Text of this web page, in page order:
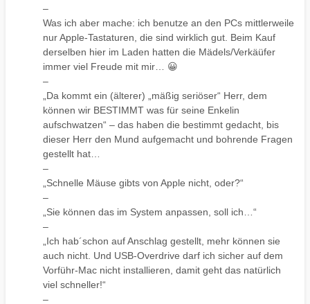
–
Was ich aber mache: ich benutze an den PCs mittlerweile
nur Apple-Tastaturen, die sind wirklich gut. Beim Kauf
derselben hier im Laden hatten die Mädels/Verkäüfer
immer viel Freude mit mir… 😀
–
„Da kommt ein (älterer) „mäßig seriöser“ Herr, dem
können wir BESTIMMT was für seine Enkelin
aufschwatzen“ – das haben die bestimmt gedacht, bis
dieser Herr den Mund aufgemacht und bohrende Fragen
gestellt hat…
–
„Schnelle Mäuse gibts von Apple nicht, oder?“
–
„Sie können das im System anpassen, soll ich…“
–
„Ich hab´schon auf Anschlag gestellt, mehr können sie
auch nicht. Und USB-Overdrive darf ich sicher auf dem
Vorführ-Mac nicht installieren, damit geht das natürlich
viel schneller!“
–